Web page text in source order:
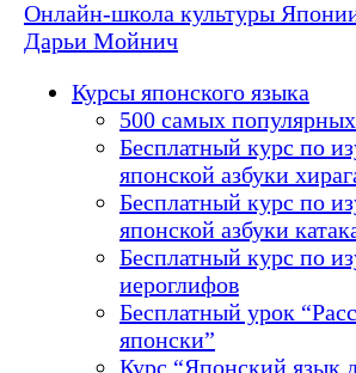
Онлайн-школа культуры
Дарьи Мойнич
Курсы японского языка
500 самых
Бесплатный курс по
японской азбуки
Бесплатный курс по
японской азбуки
Бесплатный курс по
иероглифов
Бесплатный урок
японски”
Курс “Японский язык